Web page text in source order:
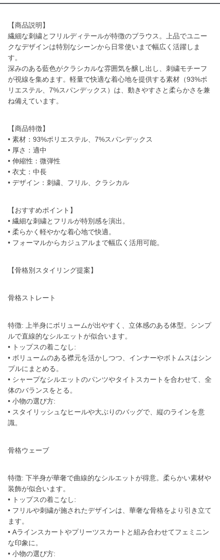
【商品説明】
繊細な刺繍とフリルディテールが特徴のブラウス。上品でユニー
クなデザインは特別なシーンから日常使いまで幅広く活躍しま
す。
深みのある藍色がクラシカルな雰囲気を醸し出し、刺繍モチーフ
が視線を集めます。軽量で快適な着心地を提供する素材（93%ポ
リエステル、7%スパンデックス）は、動きやすさと柔らかさを兼
ね備えています。
【商品特徴】
• 素材：93%ポリエステル、7%スパンデックス
• 厚さ：適中
• 伸縮性：微弾性
• 衣丈：中長
• デザイン：刺繍、フリル、クラシカル
【おすすめポイント】
• 繊細な刺繍とフリルが特別感を演出。
• 柔らかく軽やかな着心地で快適。
• フォーマルからカジュアルまで幅広く活用可能。
【骨格別スタイリング提案】
骨格ストレート
特徴: 上半身にボリュームが出やすく、立体感のある体型。シンプ
ルで直線的なシルエットが似合います。
• トップスの着こなし:
• ボリュームのある襟元を活かしつつ、インナーやボトムスはシン
プルにまとめる。
• シャープなシルエットのパンツやタイトスカートを合わせて、全
体のバランスをとる。
• 小物の選び方:
• スタイリッシュなヒールや大ぶりのバッグで、縦のラインを意
識。
骨格ウェーブ
特徴: 下半身が華奢で曲線的なシルエットが得意。柔らかい素材や
装飾が似合います。
• トップスの着こなし:
• フリルや刺繍が施されたデザインは、華奢な骨格をより引き立て
ます。
• Aラインスカートやプリーツスカートと組み合わせてフェミニン
な印象に。
• 小物の選び方: